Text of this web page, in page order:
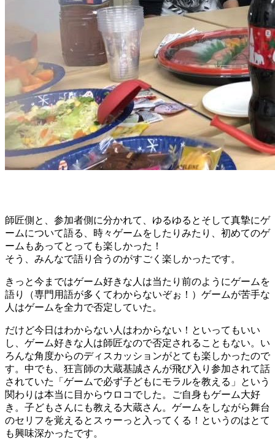
師匠側と、参加者側に分かれて、ゆるゆるとそして真摯にゲ
ームについて語る、時々ゲームをしたりみたり、初めてのゲ
ームもあってとっても楽しかった！
そう、みんなで語り合うのがすごく楽しかったです。
きっと今まではゲーム好きな人は当たり前のようにゲームを
語り（専門用語が多くてわからないぞぉ！）ゲームが苦手な
人はゲームを全力で否定していた。
だけど今日はわからない人はわからない！といってもいい
し、ゲーム好きな人は師匠なので否定されることもない。い
ろんな角度からのディスカッションがとても楽しかったので
す。中でも、狂言師の大蔵基誠さんが飛び入り参加されて話
されていた「ゲームで必ず子どもにモラルを教える」という
関わりは本当に目からウロコでした。ご自身もゲーム大好
き。子どもさんにも教える大蔵さん。ゲームをしながら舞台
のセリフを覚えるとスゥーっと入ってくる！というのはとて
も興味深かったです。